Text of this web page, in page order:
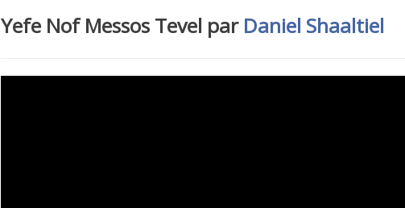
Yefe Nof Messos Tevel par Daniel Shaaltiel